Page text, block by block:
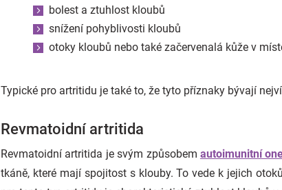
bolest a ztuhlost kloubů
snížení pohyblivosti kloubů
otoky kloubů nebo také začervenalá kůže v
Typické pro artritidu je také to, že tyto příznaky bývají
Revmatoidní artritida
Revmatoidní artritida je svým způsobem autoimunitní
tkáně, které mají spojitost s klouby. To vede k jejich